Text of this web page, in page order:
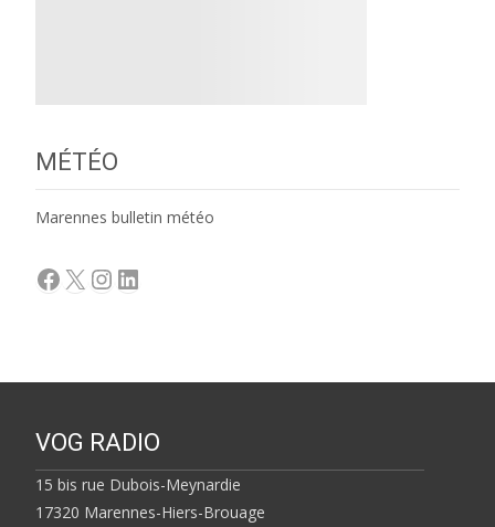
MÉTÉO
Marennes bulletin météo
Facebook
X Instagram
LinkedIn
VOG RADIO
15 bis rue Dubois-Meynardie
17320 Marennes-Hiers-Brouage